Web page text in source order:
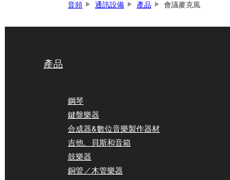
音頻 通訊設備 產品 會議麥克風
產品
鋼琴
鍵盤樂器
合成器&數位音樂製作器材
吉他、貝斯和音箱
鼓樂器
銅管／木管樂器